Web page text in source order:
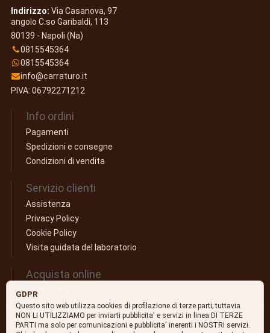
Indirizzo: Via Casanova, 97
angolo C.so Garibaldi, 113
80139 - Napoli (Na)
0815545364
0815545364
info@carraturo.it
PIVA: 06792271212
Info ordini
Pagamenti
Spedizioni e consegne
Condizioni di vendita
Servizio clienti
Assistenza
Privacy Policy
Cookie Policy
Visita guidata del laboratorio
Acquista online
Pasticceria
Carrello
I tuoi ordini
GDPR
Questo sito web utilizza cookies di profilazione di terze parti; tuttavia
NON LI UTILIZZIAMO per inviarti pubblicita' e servizi in linea DI TERZE
PARTI ma solo per comunicazioni e pubblicita' inerenti i NOSTRI servizi.